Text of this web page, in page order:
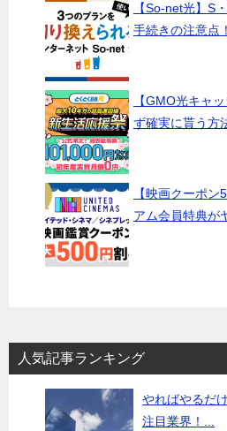
【So-net光】S
手続きの注意点！
【GMO光キャ
ず確実に貰う方
【映画クーポ
アム会員特典が
人気記事ランキング
やればやるだ
注目業界！...